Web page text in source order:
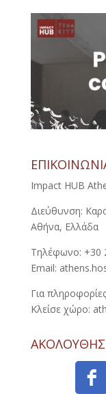
Impact HUB
Διεύθυνση:
Αθήνα, Ελλάδα
Τηλέφωνο: +30
Email:
Για
Κλείσε χώρο: